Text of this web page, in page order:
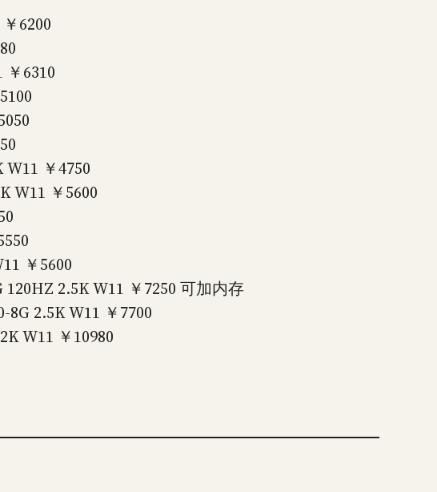
6200
6310
￥4750
W11 ￥5600
￥5600
2.5K W11 ￥7250 可加内存
2.5K W11 ￥7700
W11 ￥10980